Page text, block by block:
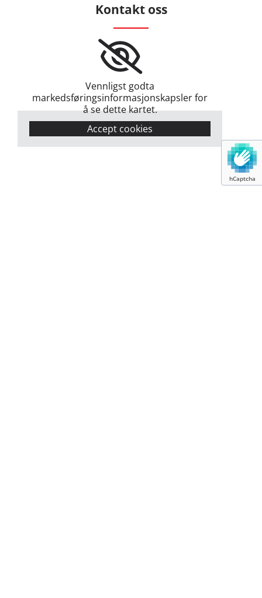
Kontakt oss
Vennligst godta
markedsføringsinformasjonskapsler for
å se dette kartet.
Accept cookies
hCaptcha